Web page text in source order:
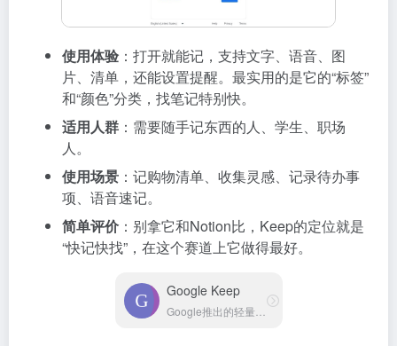
使用体验 ：打开就能记，支持文字、语音、图
片、清单，还能设置提醒。最实用的是它的“标签”
和“颜色”分类，找笔记特别快。
适用人群 ：需要随手记东西的人、学生、职场
人。
使用场景 ：记购物清单、收集灵感、记录待办事
项、语音速记。
简单评价：别拿它和Notion比，Keep的定位就是
“快记快找”，在这个赛道上它做得最好。
Google Keep
Google推出的轻量级笔记工具